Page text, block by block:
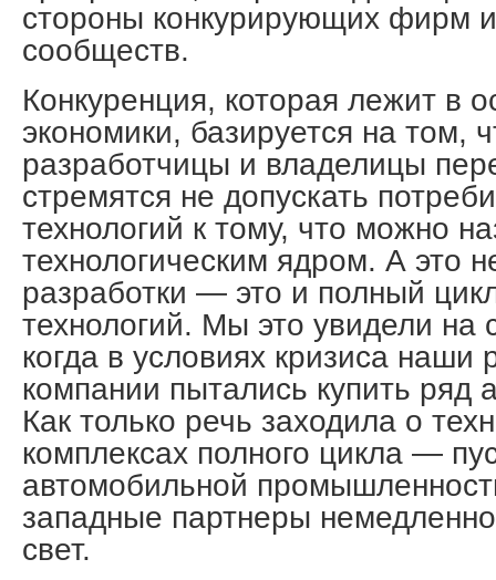
стороны конкурирующих фирм
сообществ.
Конкуренция, которая лежит в
экономики, базируется на том,
разработчицы и владелицы
стремятся не допускать
технологий к тому, что можно
технологическим ядром. А это
разработки — это и полный
технологий. Мы это увидели на
когда в условиях кризиса наши
компании пытались купить ряд
Как только речь заходила о
комплексах полного цикла —
автомобильной
западные партнеры
свет.